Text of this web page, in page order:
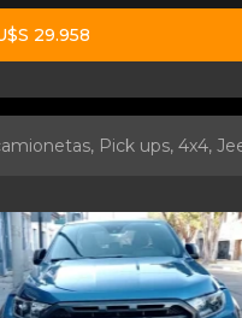
29.958
Pick ups, 4x4,